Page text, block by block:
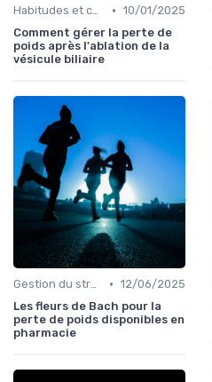
Habitudes et changements de style de vie • 10/01/2025
Comment gérer la perte de
poids après l'ablation de la
vésicule biliaire
Gestion du stress et de l'anxiété • 12/06/2025
Les fleurs de Bach pour la
perte de poids disponibles en
pharmacie